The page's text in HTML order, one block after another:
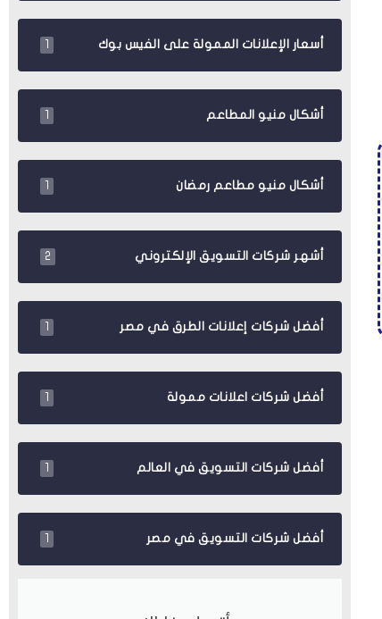
أسعار الإعلانات الممولة على الفيس بوك 1
أشكال منيو المطاعم 1
أشكال منيو مطاعم رمضان 1
أشهر شركات التسويق الإلكتروني 2
أفضل شركات إعلانات الطرق في مصر 1
أفضل شركات اعلانات ممولة 1
أفضل شركات التسويق في العالم 1
أفضل شركات التسويق في مصر 1